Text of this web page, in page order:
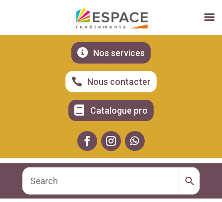
 Nos services
 Nous contacter
 Catalogue pro